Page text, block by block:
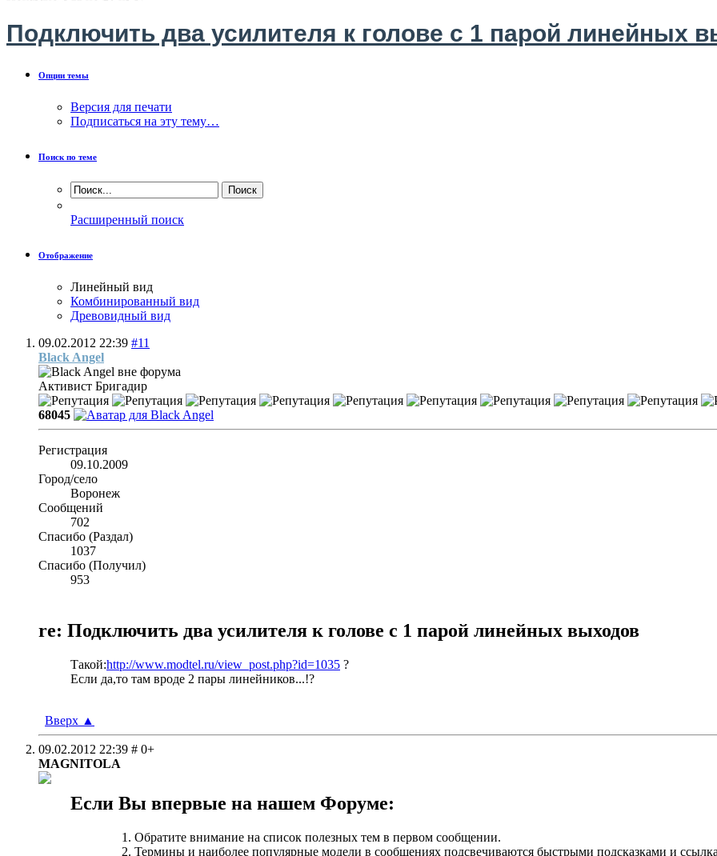
Подключить два усилителя к голове с 1 парой линейных
Опции темы
Версия для печати
Подписаться на эту тему…
Поиск по теме
Расширенный поиск
Отображение
Линейный вид
Комбинированный вид
Древовидный вид
09.02.2012 22:39 #11
Black Angel
Активист Бригадир
68045
Регистрация
09.10.2009
Город/село
Воронеж
Сообщений
702
Спасибо (Раздал)
1037
Спасибо (Получил)
953
re: Подключить два усилителя к голове с 1 парой линейных выходов
Такой:http://www.modtel.ru/view_post.php?id=1035 ?
Если да,то там вроде 2 пары линейников...!?
Вверх ▲
09.02.2012 22:39 # 0+
MAGNITOLA
Если Вы впервые на нашем Форуме:
Обратите внимание на список полезных тем в первом сообщении.
Термины и наиболее популярные модели в сообщениях подсвечиваются быстрыми подсказками и